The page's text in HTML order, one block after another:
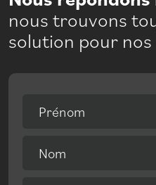
nous trouvons
solution pour
Prénom
Nom